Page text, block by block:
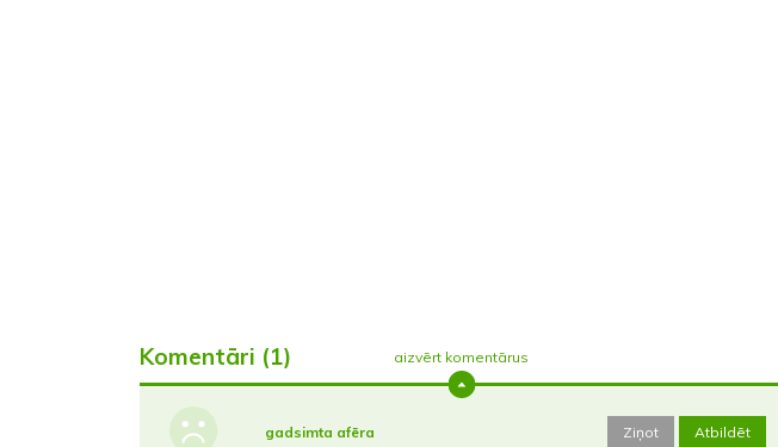
Komentāri (1) aizvērt komentārus
gadsimta afēra Ziņot Atbildēt